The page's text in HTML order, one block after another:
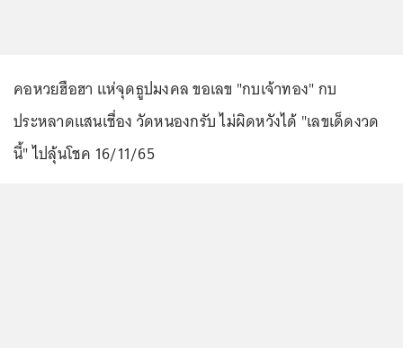
คอหวยฮือฮา แห่จุดธูปมงคล ขอเลข "กบเจ้าทอง" กบ
ประหลาดแสนเชื่อง วัดหนองกรับ ไม่ผิดหวังได้ "เลขเด็ดงวด
นี้" ไปลุ้นโชค 16/11/65